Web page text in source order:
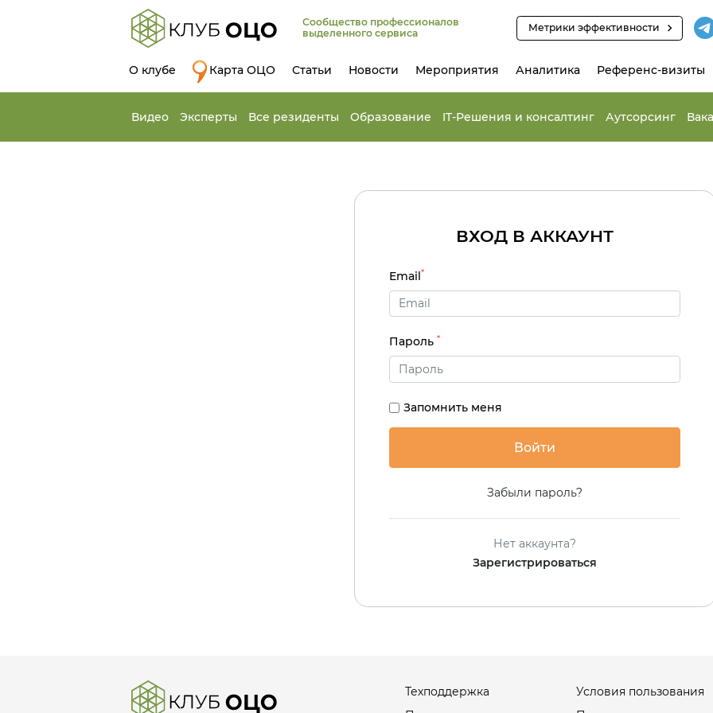
Сообщество профессионалов
выделенного сервиса
Метрики эффективности
О клубе Карта ОЦО Статьи Новости Мероприятия Аналитика Референс-визиты
Видео Эксперты Все резиденты Образование IT-Решения и консалтинг Аутсорсинг
ВХОД В АККАУНТ
Email*
Пароль*
Запомнить меня
Забыли пароль?
Нет аккаунта?
Зарегистрироваться
Техподдержка
Условия пользования